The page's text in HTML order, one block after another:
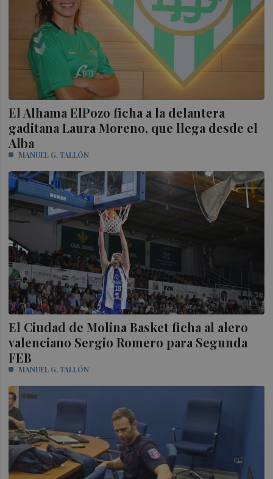
El Alhama ElPozo ficha a la delantera
gaditana Laura Moreno, que llega desde el
Alba
MANUEL G. TALLÓN
El Ciudad de Molina Basket ficha al alero
valenciano Sergio Romero para Segunda
FEB
MANUEL G. TALLÓN